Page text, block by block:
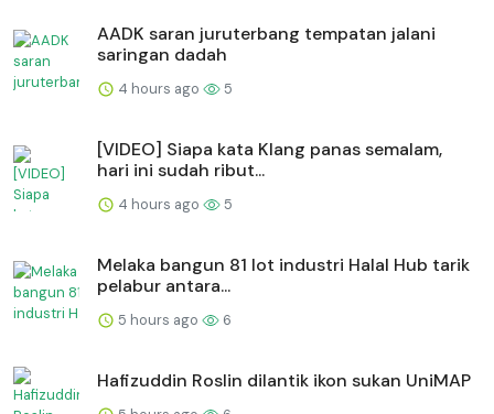
AADK saran juruterbang tempatan jalani
saringan dadah
4 hours ago 5
[VIDEO] Siapa kata Klang panas semalam,
hari ini sudah ribut...
4 hours ago 5
Melaka bangun 81 lot industri Halal Hub tarik
pelabur antara...
5 hours ago 6
Hafizuddin Roslin dilantik ikon sukan UniMAP